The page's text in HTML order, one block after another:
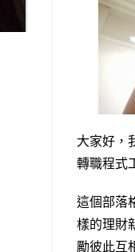
大家好，
轉職程式
這個部落
樣的理財
勵彼此互